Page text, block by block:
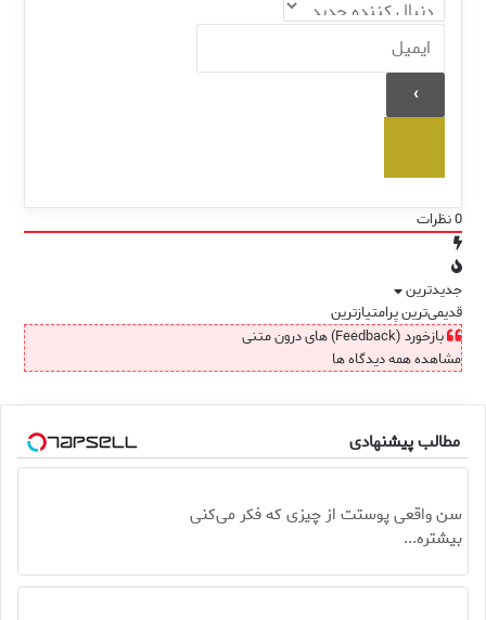
0نظرات
جدیدترین
قدیمی‌ترینپرامتیازترین
بازخورد (Feedback) های درون متنی
مشاهده همه دیدگاه ها
مطالب پیشنهادی
سن واقعی پوستت از چیزی که فکر می‌کنی
بیشتره...